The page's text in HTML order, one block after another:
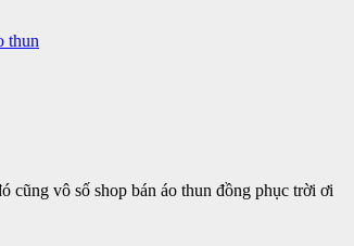
thun
cũng vô số shop bán áo thun đồng phục trời ơi